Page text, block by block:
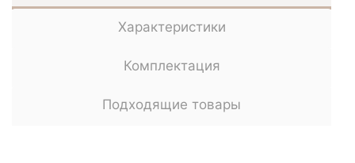
Характеристики
Комплектация
Подходящие товары